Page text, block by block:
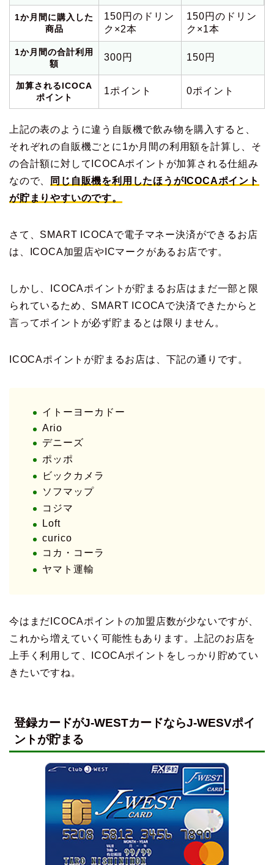
1か月間に購入した
商品
150円のドリン
ク×2本
150円のドリン
ク×1本
1か月間の合計利用
額
300円 150円
加算されるICOCA
ポイント
1ポイント 0ポイント
上記の表のように違う自販機で飲み物を購入すると、
それぞれの自販機ごとに1か月間の利用額を計算し、そ
の合計額に対してICOCAポイントが加算される仕組み
なので、
同じ自販機を利用したほうがICOCAポイント
が貯まりやすいのです。
さて、SMART ICOCAで電子マネー決済ができるお店
は、ICOCA加盟店やICマークがあるお店です。
しかし、ICOCAポイントが貯まるお店はまだ一部と限
られているため、SMART ICOCAで決済できたからと
言ってポイントが必ず貯まるとは限りません。
ICOCAポイントが貯まるお店は、下記の通りです。
イトーヨーカドー
Ario
デニーズ
ポッポ
ビックカメラ
ソフマップ
コジマ
Loft
curico
コカ・コーラ
ヤマト運輸
今はまだICOCAポイントの加盟店数が少ないですが、
これから増えていく可能性もあります。上記のお店を
上手く利用して、ICOCAポイントをしっかり貯めてい
きたいですね。
登録カードがJ-WESTカードならJ-WESVポイ
ントが貯まる